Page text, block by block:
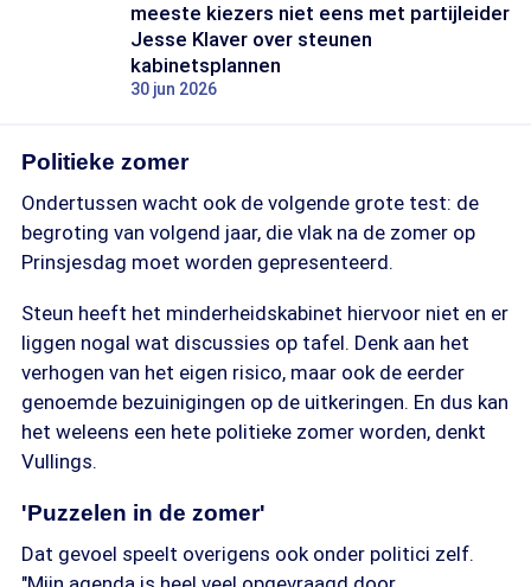
meeste kiezers niet eens met partijleider
Jesse Klaver over steunen
kabinetsplannen
30 jun 2026
Politieke zomer
Ondertussen wacht ook de volgende grote test: de
begroting van volgend jaar, die vlak na de zomer op
Prinsjesdag moet worden gepresenteerd.
Steun heeft het minderheidskabinet hiervoor niet en er
liggen nogal wat discussies op tafel. Denk aan het
verhogen van het eigen risico, maar ook de eerder
genoemde bezuinigingen op de uitkeringen. En dus kan
het weleens een hete politieke zomer worden, denkt
Vullings.
'Puzzelen in de zomer'
Dat gevoel speelt overigens ook onder politici zelf.